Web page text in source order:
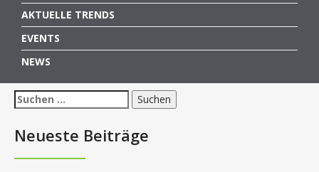
AKTUELLE TRENDS
EVENTS
NEWS
Suchen
nach:
Neueste Beiträge